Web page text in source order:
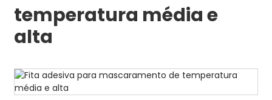
temperatura média e
alta